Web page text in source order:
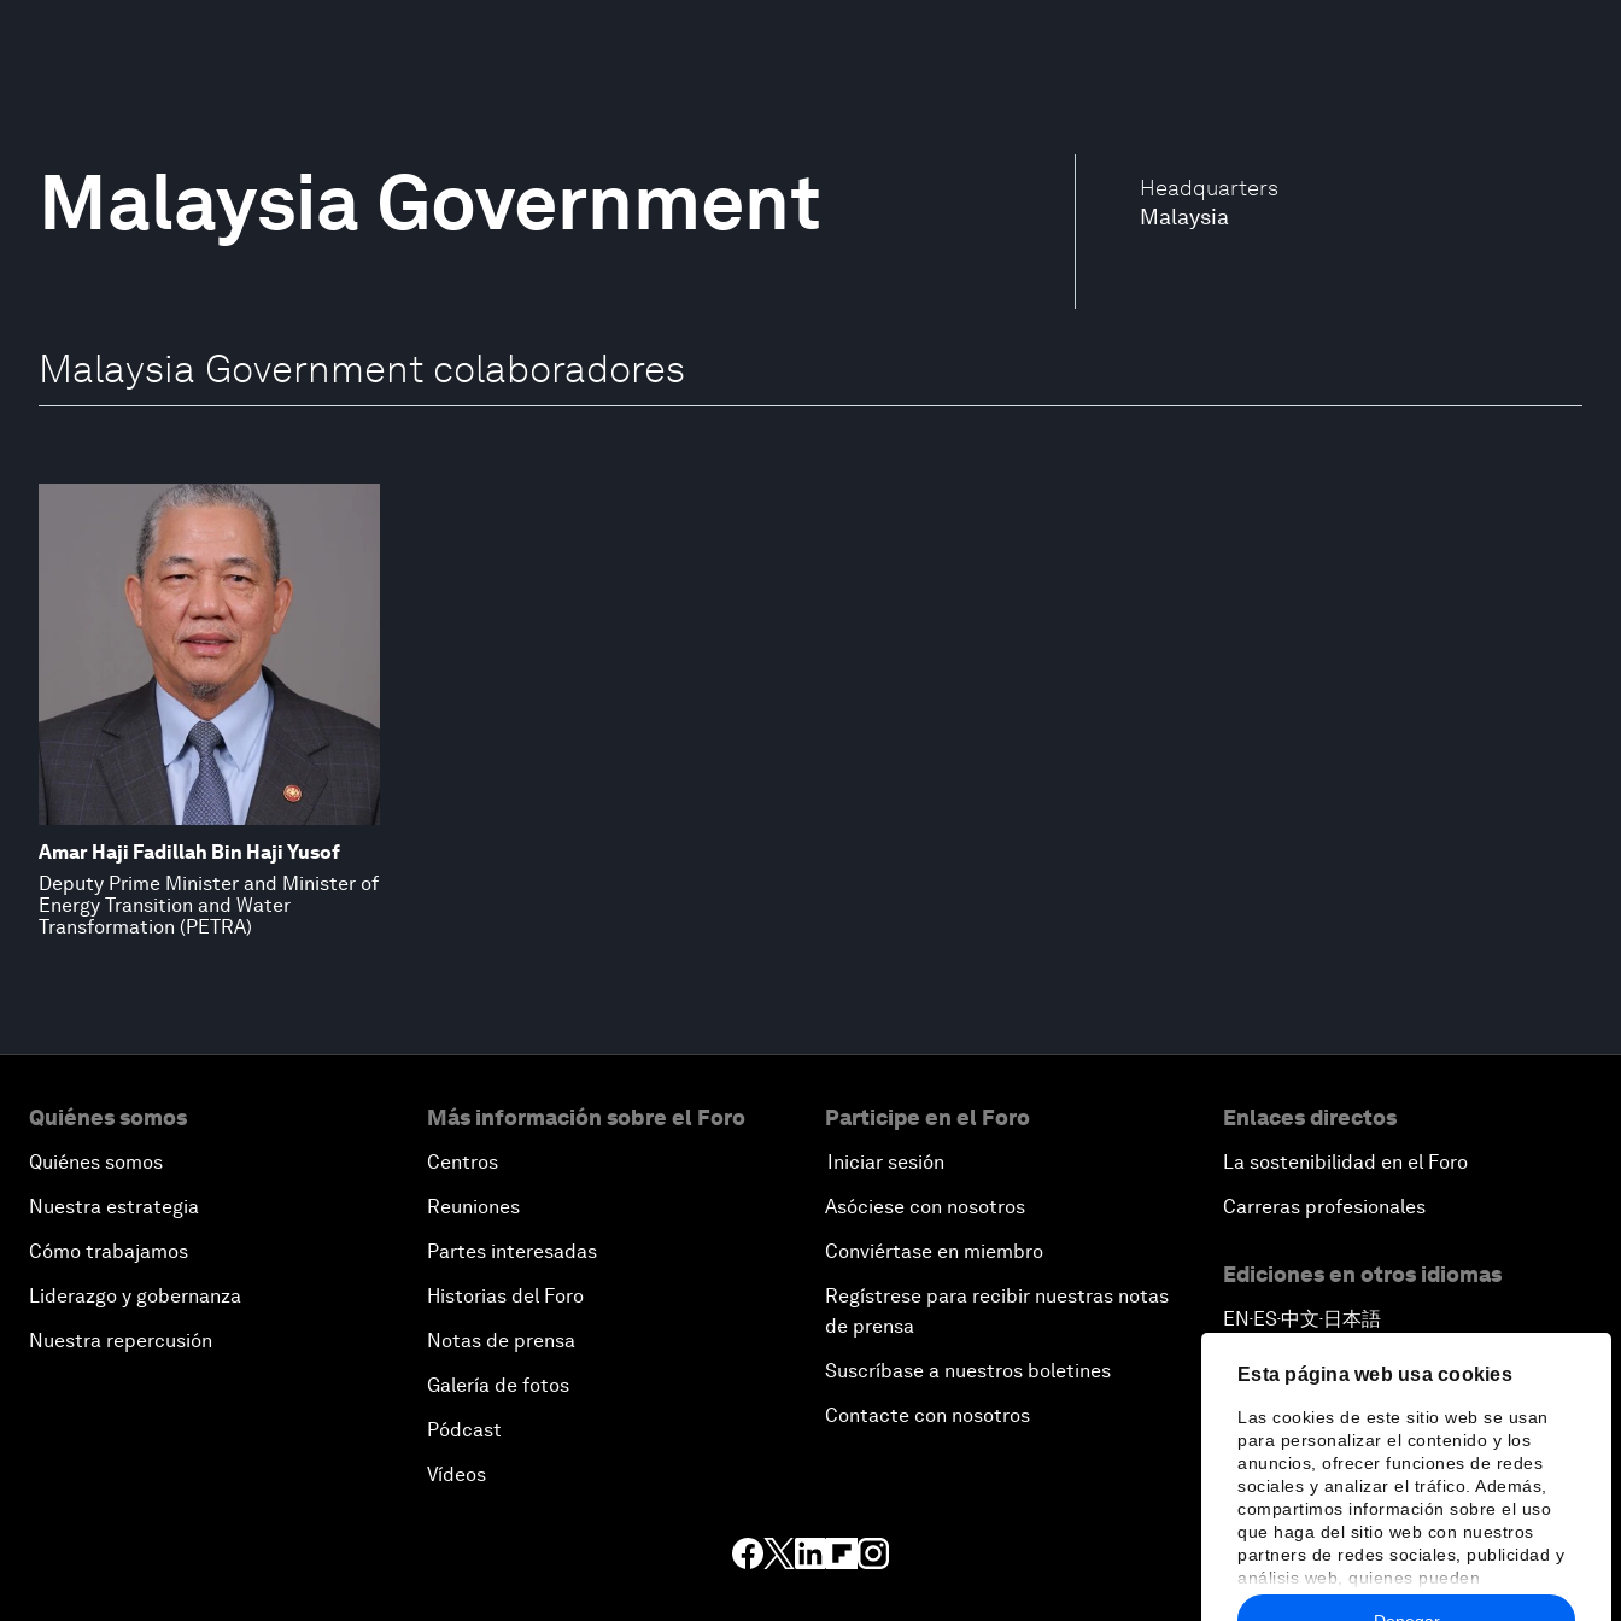
Esta página web usa cookies
Las cookies de este sitio web se usan
para personalizar el contenido y los
anuncios, ofrecer funciones de redes
sociales y analizar el tráfico. Además,
compartimos información sobre el uso
que haga del sitio web con nuestros
partners de redes sociales, publicidad y
análisis web, quienes pueden
combinarla con otra información que les
Headquarters
Malaysia
Malaysia Government
Malaysia Government colaboradores
Amar Haji Fadillah Bin Haji Yusof
Deputy Prime Minister and Minister of
Energy Transition and Water
Transformation (PETRA)
Quiénes somos
Quiénes somos
Nuestra estrategia
Cómo trabajamos
Liderazgo y gobernanza
Nuestra repercusión
Más información sobre el Foro
Centros
Reuniones
Partes interesadas
Historias del Foro
Notas de prensa
Galería de fotos
Pódcast
Vídeos
Participe en el Foro
Iniciar sesión
Asóciese con nosotros
Conviértase en miembro
Regístrese para recibir nuestras notas
de prensa
Suscríbase a nuestros boletines
Contacte con nosotros
Enlaces directos
La sostenibilidad en el Foro
Carreras profesionales
Ediciones en otros idiomas
EN ▪ES▪中文▪ 日本語